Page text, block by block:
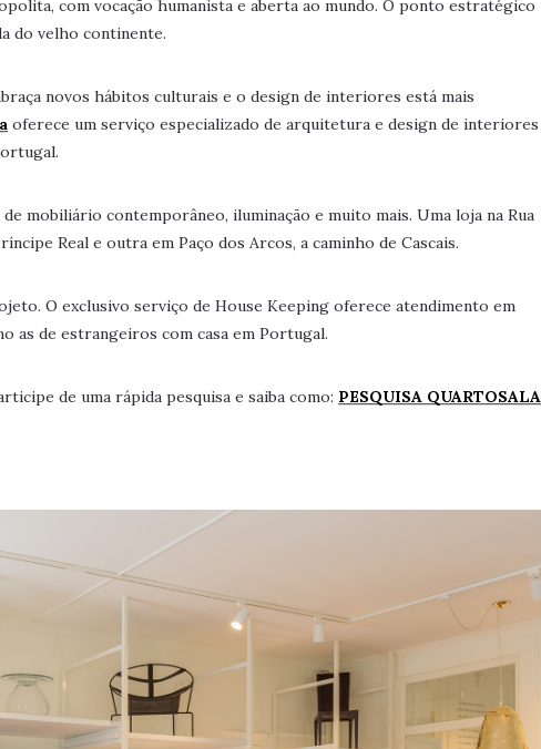
com vocação humanista e aberta ao mundo. O ponto estratégico
do velho continente.
novos hábitos culturais e o design de interiores está mais
oferece um serviço especializado de arquitetura e design de interiores
mobiliário contemporâneo, iluminação e muito mais. Uma loja na Rua
Real e outra em Paço dos Arcos, a caminho de Cascais.
O exclusivo serviço de House Keeping oferece atendimento em
as de estrangeiros com casa em Portugal.
de uma rápida pesquisa e saiba como: PESQUISA QUARTOSALA